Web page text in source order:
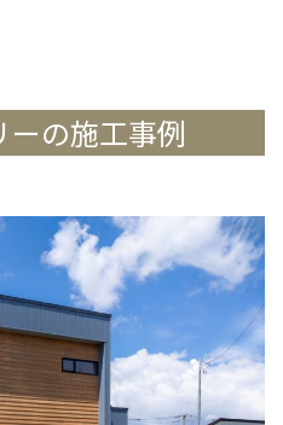
ーの施工事例